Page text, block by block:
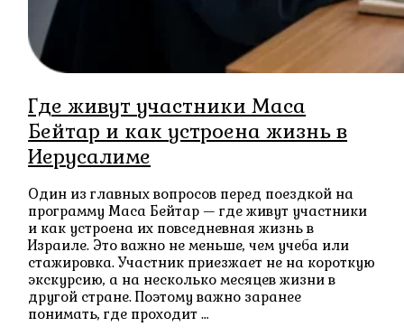
Где живут участники Маса
Бейтар и как устроена жизнь в
Иерусалиме
Один из главных вопросов перед поездкой на
программу Маса Бейтар — где живут участники
и как устроена их повседневная жизнь в
Израиле. Это важно не меньше, чем учеба или
стажировка. Участник приезжает не на короткую
экскурсию, а на несколько месяцев жизни в
другой стране. Поэтому важно заранее
понимать, где проходит …